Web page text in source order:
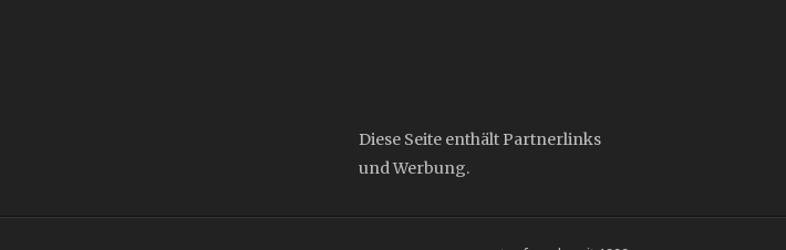
Diese Seite enthält Partnerlinks
und Werbung.